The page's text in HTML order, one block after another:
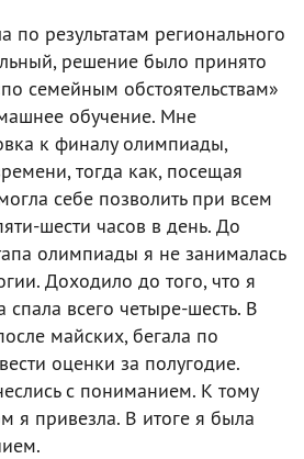
по результатам регионального
решение было принято
семейным обстоятельствам»
обучение. Мне
к финалу олимпиады,
тогда как, посещая
себе позволить при всем
шести часов в день. До
олимпиады я не занималась
Доходило до того, что я
спала всего четыре-шесть. В
майских, бегала по
оценки за полугодие.
с пониманием. К тому
я привезла. В итоге я была